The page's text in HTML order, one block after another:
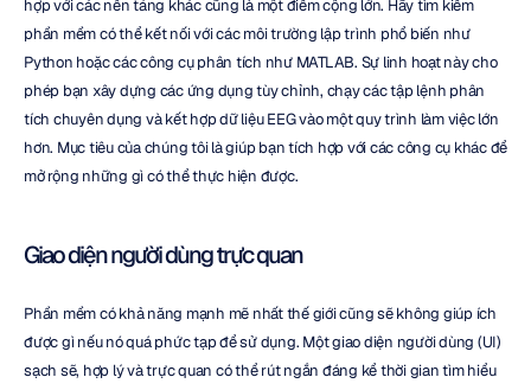
hợp với các nền tảng khác cũng là một điểm cộng lớn. Hãy tìm kiếm
phần mềm có thể kết nối với các môi trường lập trình phổ biến như
Python hoặc các công cụ phân tích như MATLAB. Sự linh hoạt này cho
phép bạn xây dựng các ứng dụng tùy chỉnh, chạy các tập lệnh phân
tích chuyên dụng và kết hợp dữ liệu EEG vào một quy trình làm việc lớn
hơn. Mục tiêu của chúng tôi là giúp bạn tích hợp với các công cụ khác để
mở rộng những gì có thể thực hiện được.
Giao diện người dùng trực quan
Phần mềm có khả năng mạnh mẽ nhất thế giới cũng sẽ không giúp ích
được gì nếu nó quá phức tạp để sử dụng. Một giao diện người dùng (UI)
sạch sẽ, hợp lý và trực quan có thể rút ngắn đáng kể thời gian tìm hiểu